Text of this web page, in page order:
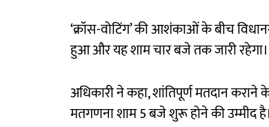
‘क्रॉस-वोटिंग’ की आशंकाओं के बीच
हुआ और यह शाम चार बजे तक जारी रहेगा।
अधिकारी ने कहा, शांतिपूर्ण मतदान कराने
मतगणना शाम 5 बजे शुरू होने की उम्मीद है।